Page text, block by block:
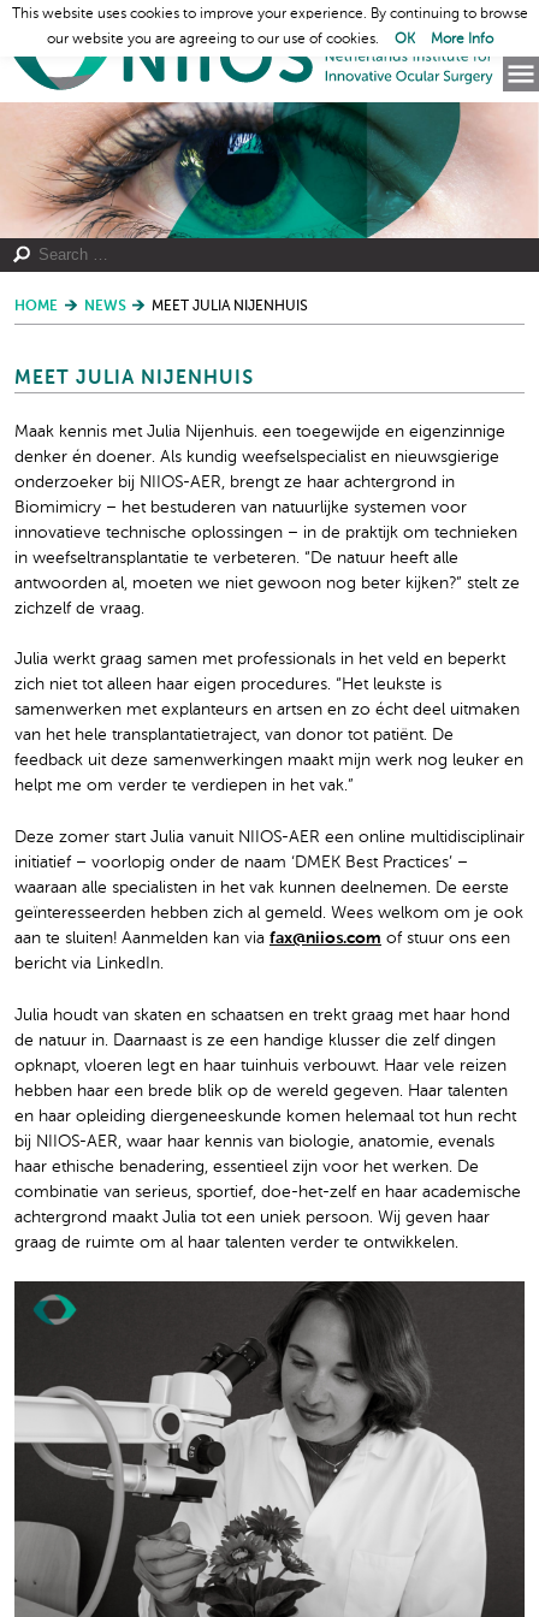
HOME NEWS MEET JULIA NIJENHUIS
MEET JULIA NIJENHUIS
Maak kennis met Julia Nijenhuis. een toegewijde en eigenzinnige
denker én doener. Als kundig weefselspecialist en nieuwsgierige
onderzoeker bij NIIOS-AER, brengt ze haar achtergrond in
Biomimicry – het bestuderen van natuurlijke systemen voor
innovatieve technische oplossingen – in de praktijk om technieken
in weefseltransplantatie te verbeteren. “De natuur heeft alle
antwoorden al, moeten we niet gewoon nog beter kijken?” stelt ze
zichzelf de vraag.
Julia werkt graag samen met professionals in het veld en beperkt
zich niet tot alleen haar eigen procedures. “Het leukste is
samenwerken met explanteurs en artsen en zo écht deel uitmaken
van het hele transplantatietraject, van donor tot patiënt. De
feedback uit deze samenwerkingen maakt mijn werk nog leuker en
helpt me om verder te verdiepen in het vak.”
Deze zomer start Julia vanuit NIIOS-AER een online multidisciplinair
initiatief – voorlopig onder de naam ‘DMEK Best Practices’ –
waaraan alle specialisten in het vak kunnen deelnemen. De eerste
geïnteresseerden hebben zich al gemeld. Wees welkom om je ook
aan te sluiten! Aanmelden kan via fax@niios.com of stuur ons een
bericht via LinkedIn.
Julia houdt van skaten en schaatsen en trekt graag met haar hond
de natuur in. Daarnaast is ze een handige klusser die zelf dingen
opknapt, vloeren legt en haar tuinhuis verbouwt. Haar vele reizen
hebben haar een brede blik op de wereld gegeven. Haar talenten
en haar opleiding diergeneeskunde komen helemaal tot hun recht
bij NIIOS-AER, waar haar kennis van biologie, anatomie, evenals
haar ethische benadering, essentieel zijn voor het werken. De
combinatie van serieus, sportief, doe-het-zelf en haar academische
achtergrond maakt Julia tot een uniek persoon. Wij geven haar
graag de ruimte om al haar talenten verder te ontwikkelen.
This website uses cookies to improve your experience. By continuing to browse
our website you are agreeing to our use of cookies.
OK More Info